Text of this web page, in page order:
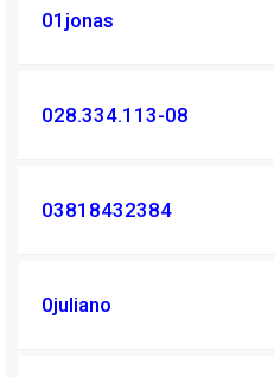
01jonas
028.334.113-08
03818432384
0juliano